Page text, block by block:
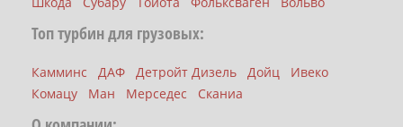
Топ турбин для грузовых:
Камминс ДАФ Детройт Дизель Дойц
Ивеко
Комацу
Ман Мерседес Сканиа